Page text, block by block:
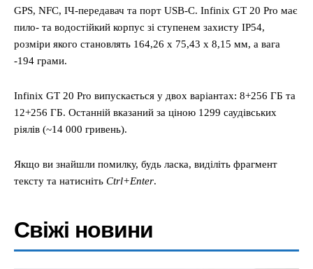
GPS, NFC, ІЧ-передавач та порт USB-C. Infinix GT 20 Pro має
пило- та водостійкий корпус зі ступенем захисту IP54,
розміри якого становлять 164,26 x 75,43 x 8,15 мм, а вага
-194 грами.
Infinix GT 20 Pro випускається у двох варіантах: 8+256 ГБ та
12+256 ГБ. Останній вказаний за ціною 1299 саудівських
ріялів (~14 000 гривень).
Якщо ви знайшли помилку, будь ласка, виділіть фрагмент
тексту та натисніть Ctrl+Enter.
Свіжі новини